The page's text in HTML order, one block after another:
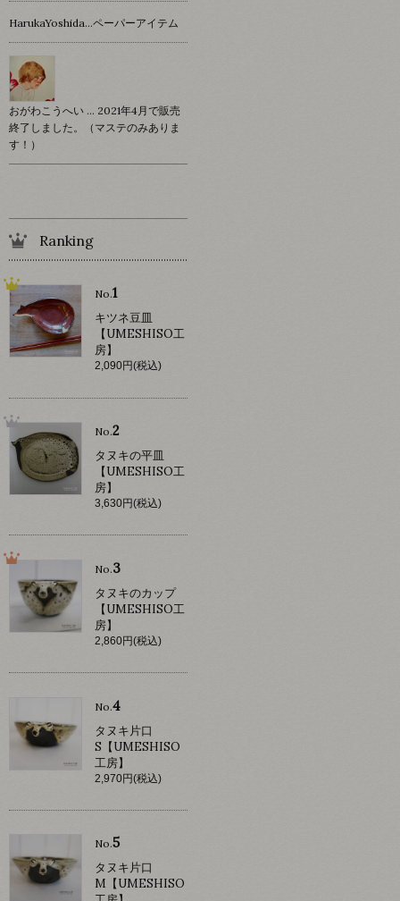
HarukaYoshida…ペーパーアイテム
おがわこうへい … 2021年4月で販売
終了しました。（マステのみありま
す！）
Ranking
No.1
キツネ豆皿
【UMESHISO工
房】
2,090円(税込)
No.2
タヌキの平皿
【UMESHISO工
房】
3,630円(税込)
No.3
タヌキのカップ
【UMESHISO工
房】
2,860円(税込)
No.4
タヌキ片口
S【UMESHISO
工房】
2,970円(税込)
No.5
タヌキ片口
M【UMESHISO